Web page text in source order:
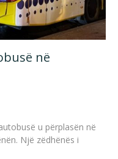
në
u përplasën në
Një zëdhënës i